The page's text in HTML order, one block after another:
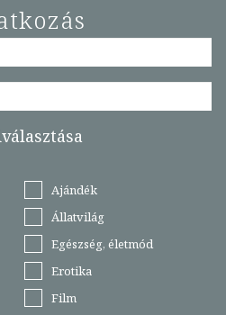
Ajándék
Állatvilág
Egészség, életmód
Erotika
Film